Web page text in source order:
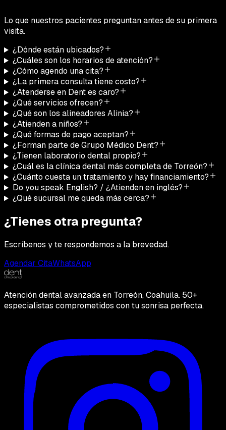
Lo que nuestros pacientes preguntan antes de su primera
visita.
¿Dónde están ubicados?
¿Cuáles son los horarios de atención?
¿Cómo agendo una cita?
¿La primera consulta tiene costo?
¿Atenderse en Dent es caro?
¿Qué servicios ofrecen?
¿Qué son los alineadores Alinia?
¿Atienden a niños?
¿Qué formas de pago aceptan?
¿Forman parte de Grupo Médico Dent?
¿Tienen laboratorio dental propio?
¿Cuál es la clínica dental más completa de Torreón?
¿Cuánto cuesta un tratamiento y hay financiamiento?
Do you speak English? / ¿Atienden en inglés?
¿Qué sucursal me queda más cerca?
¿Tienes otra pregunta?
Escríbenos y te respondemos a la brevedad.
Agendar CitaWhatsApp
Atención dental avanzada en Torreón, Coahuila. 50+
especialistas comprometidos con tu sonrisa perfecta.